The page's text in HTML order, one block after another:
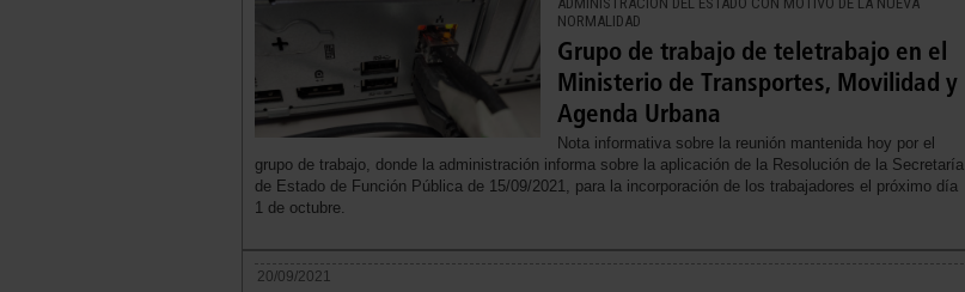
NORMALIDAD
Grupo de trabajo de teletrabajo en el
Ministerio de Transportes, Movilidad y
Agenda Urbana
Nota informativa sobre la reunión mantenida hoy por el
grupo de trabajo, donde la administración informa sobre la aplicación de la Resolución de la Secretaría
de Estado de Función Pública de 15/09/2021, para la incorporación de los trabajadores el próximo día
1 de octubre.
20/09/2021